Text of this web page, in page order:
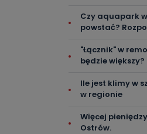
Czy aquapark
powstać?
"Łącznik" w
będzie większy?
Ile jest klimy w
w regionie
Więcej
Ostrów.